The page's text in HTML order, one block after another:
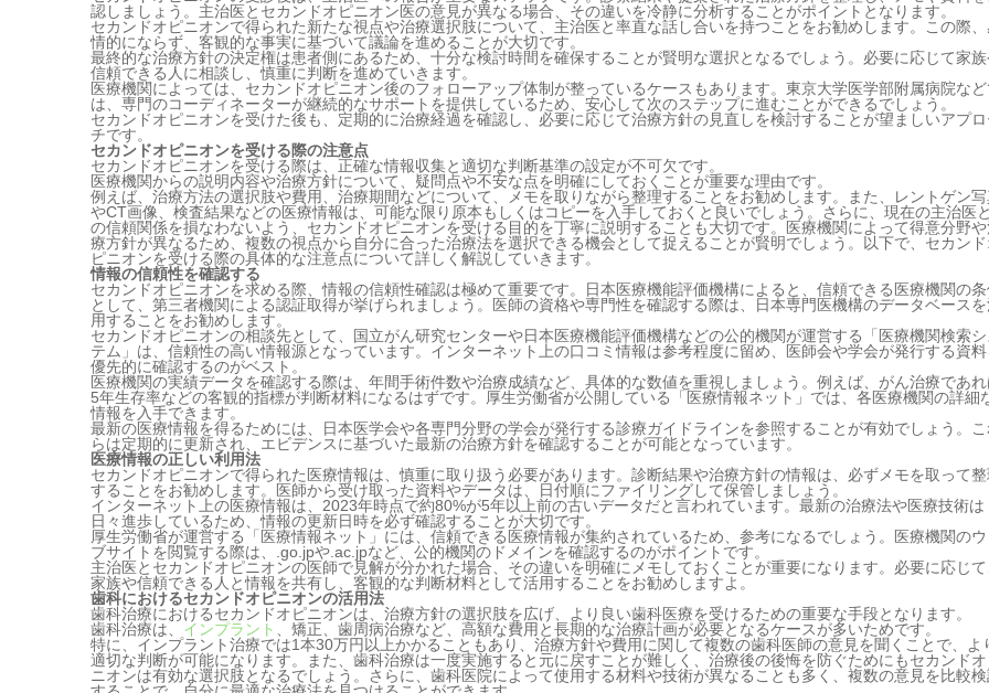
認しましょう。主治医とセカンドオピニオン医の意見が異なる場合、その違いを冷静に分析することがポイントとなります。
セカンドオピニオンで得られた新たな視点や治療選択肢について、主治医と率直な話し合いを持つことをお勧めします。この際
情的にならず、客観的な事実に基づいて議論を進めることが大切です。
最終的な治療方針の決定権は患者側にあるため、十分な検討時間を確保することが賢明な選択となるでしょう。必要に応じて家
信頼できる人に相談し、慎重に判断を進めていきます。
医療機関によっては、セカンドオピニオン後のフォローアップ体制が整っているケースもあります。東京大学医学部附属病院な
は、専門のコーディネーターが継続的なサポートを提供しているため、安心して次のステップに進むことができるでしょう。
セカンドオピニオンを受けた後も、定期的に治療経過を確認し、必要に応じて治療方針の見直しを検討することが望ましいアプ
チです。
セカンドオピニオンを受ける際の注意点
セカンドオピニオンを受ける際は、正確な情報収集と適切な判断基準の設定が不可欠です。
医療機関からの説明内容や治療方針について、疑問点や不安な点を明確にしておくことが重要な理由です。
例えば、治療方法の選択肢や費用、治療期間などについて、メモを取りながら整理することをお勧めします。また、レントゲン
やCT画像、検査結果などの医療情報は、可能な限り原本もしくはコピーを入手しておくと良いでしょう。さらに、現在の主治医
の信頼関係を損なわないよう、セカンドオピニオンを受ける目的を丁寧に説明することも大切です。医療機関によって得意分野
療方針が異なるため、複数の視点から自分に合った治療法を選択できる機会として捉えることが賢明でしょう。以下で、セカン
ピニオンを受ける際の具体的な注意点について詳しく解説していきます。
情報の信頼性を確認する
セカンドオピニオンを求める際、情報の信頼性確認は極めて重要です。日本医療機能評価機構によると、信頼できる医療機関の
として、第三者機関による認証取得が挙げられましょう。医師の資格や専門性を確認する際は、日本専門医機構のデータベース
用することをお勧めします。
セカンドオピニオンの相談先として、国立がん研究センターや日本医療機能評価機構などの公的機関が運営する「医療機関検索
テム」は、信頼性の高い情報源となっています。インターネット上の口コミ情報は参考程度に留め、医師会や学会が発行する資
優先的に確認するのがベスト。
医療機関の実績データを確認する際は、年間手術件数や治療成績など、具体的な数値を重視しましょう。例えば、がん治療であ
5年生存率などの客観的指標が判断材料になるはずです。厚生労働省が公開している「医療情報ネット」では、各医療機関の詳細
情報を入手できます。
最新の医療情報を得るためには、日本医学会や各専門分野の学会が発行する診療ガイドラインを参照することが有効でしょう。
らは定期的に更新され、エビデンスに基づいた最新の治療方針を確認することが可能となっています。
医療情報の正しい利用法
セカンドオピニオンで得られた医療情報は、慎重に取り扱う必要があります。診断結果や治療方針の情報は、必ずメモを取って
することをお勧めします。医師から受け取った資料やデータは、日付順にファイリングして保管しましょう。
インターネット上の医療情報は、2023年時点で約80%が5年以上前の古いデータだと言われています。最新の治療法や医療技術は
日々進歩しているため、情報の更新日時を必ず確認することが大切です。
厚生労働省が運営する「医療情報ネット」には、信頼できる医療情報が集約されているため、参考になるでしょう。医療機関の
ブサイトを閲覧する際は、.go.jpや.ac.jpなど、公的機関のドメインを確認するのがポイントです。
主治医とセカンドオピニオンの医師で見解が分かれた場合、その違いを明確にメモしておくことが重要になります。必要に応じ
家族や信頼できる人と情報を共有し、客観的な判断材料として活用することをお勧めしますよ。
歯科におけるセカンドオピニオンの活用法
歯科治療におけるセカンドオピニオンは、治療方針の選択肢を広げ、より良い歯科医療を受けるための重要な手段となります。
歯科治療は、 インプラント
、矯正、歯周病治療など、高額な費用と長期的な治療計画が必要となるケースが多いためです。
特に、インプラント治療では1本30万円以上かかることもあり、治療方針や費用に関して複数の歯科医師の意見を聞くことで、よ
適切な判断が可能になります。また、歯科治療は一度実施すると元に戻すことが難しく、治療後の後悔を防ぐためにもセカンド
ニオンは有効な選択肢となるでしょう。さらに、歯科医院によって使用する材料や技術が異なることも多く、複数の意見を比較